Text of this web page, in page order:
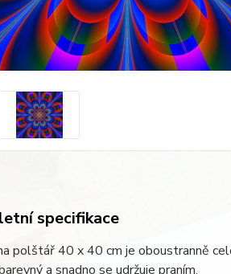
specifikace
polštář 40 x 40 cm je oboustranně
a snadno se udržuje praním.